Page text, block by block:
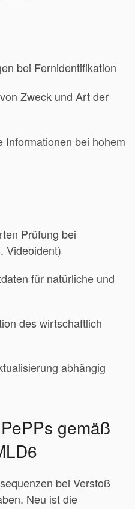
bei Fernidentifikation
Zweck und Art der
Informationen bei hohem
Prüfung bei
Videoident)
für natürliche und
des wirtschaftlich
abhängig
gemäß
bei Verstoß
Neu ist die